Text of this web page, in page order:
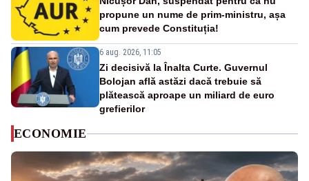
propune un nume de prim-ministru, așa
cum prevede Constituția!
6 aug. 2026, 11:05
Zi decisivă la Înalta Curte. Guvernul
Bolojan află astăzi dacă trebuie să
plătească aproape un miliard de euro
grefierilor
ECONOMIE